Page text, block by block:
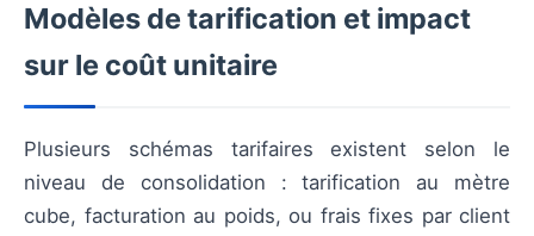
Modèles de tarification et impact
sur le coût unitaire
Plusieurs schémas tarifaires existent selon le
niveau de consolidation : tarification au mètre
cube, facturation au poids, ou frais fixes par client